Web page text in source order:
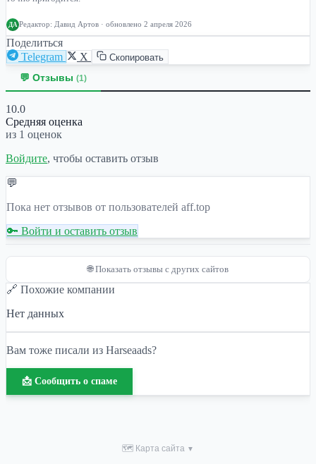
ДА Редактор: Давид Артов · обновлено 2 апреля 2026
Поделиться
Telegram
X Скопировать
💬 Отзывы (1)
10.0
Средняя оценка
из 1 оценок
Войдите, чтобы оставить отзыв
💬
Пока нет отзывов от пользователей aff.top
🔑 Войти и оставить отзыв
🌐 Показать отзывы с других сайтов
🔗 Похожие компании
Нет данных
Вам тоже писали из Harseaads?
📩 Сообщить о спаме
🗺 Карта сайта ▼